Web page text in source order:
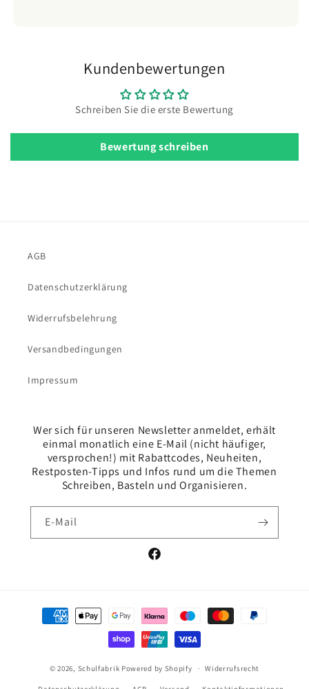
Kundenbewertungen
Schreiben Sie die erste Bewertung
Bewertung schreiben
AGB
Datenschutzerklärung
Widerrufsbelehrung
Versandbedingungen
Impressum
Wer sich für unseren Newsletter anmeldet, erhält
einmal monatlich eine E-Mail (nicht häufiger,
versprochen!) mit Rabattcodes, Neuheiten,
Restposten-Tipps und Infos rund um die Themen
Schreiben, Basteln und Organisieren.
E-Mail
Facebook
Zahlungsmethoden
© 2026, Schulfabrik Powered by Shopify Widerrufsrecht